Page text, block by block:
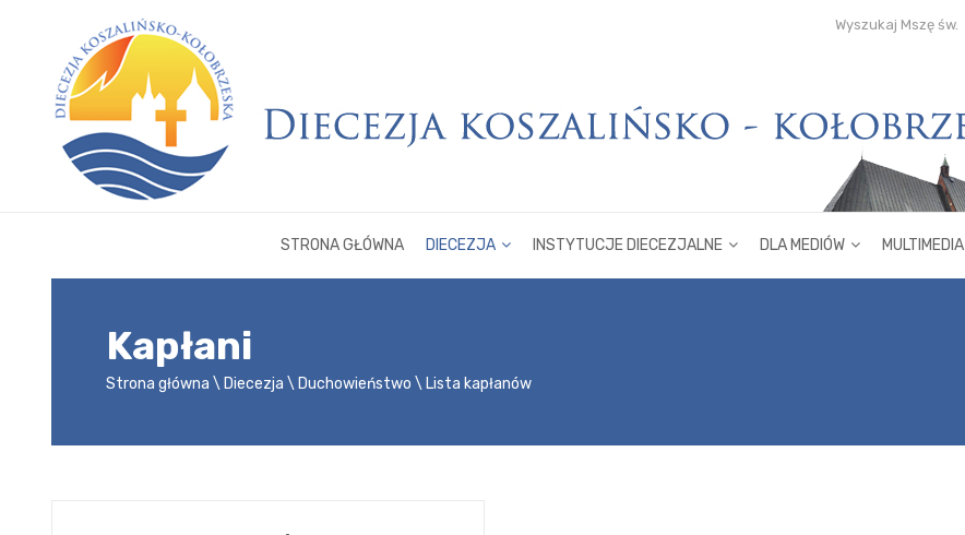
Wyszukaj Mszę św.
STRONA GŁÓWNA DIECEZJA INSTYTUCJE DIECEZJALNE DLA MEDIÓW MULTIMEDIA
Kapłani
Strona główna Diecezja Duchowieństwo Lista kapłanów